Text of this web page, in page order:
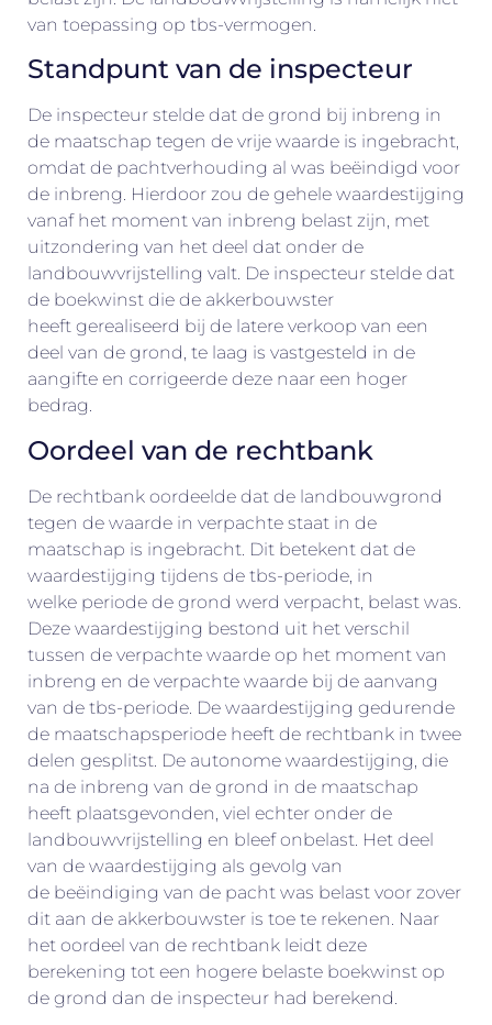
van toepassing op tbs-vermogen.
Standpunt van de inspecteur
De inspecteur stelde dat de grond bij inbreng in
de maatschap tegen de vrije waarde is ingebracht,
omdat de pachtverhouding al was beëindigd voor
de inbreng. Hierdoor zou de gehele waardestijging
vanaf het moment van inbreng belast zijn, met
uitzondering van het deel dat onder de
landbouwvrijstelling valt. De inspecteur stelde dat
de boekwinst die de akkerbouwster
heeft gerealiseerd bij de latere verkoop van een
deel van de grond, te laag is vastgesteld in de
aangifte en corrigeerde deze naar een hoger
bedrag.
Oordeel van de rechtbank
De rechtbank oordeelde dat de landbouwgrond
tegen de waarde in verpachte staat in de
maatschap is ingebracht. Dit betekent dat de
waardestijging tijdens de tbs-periode, in
welke periode de grond werd verpacht, belast was.
Deze waardestijging bestond uit het verschil
tussen de verpachte waarde op het moment van
inbreng en de verpachte waarde bij de aanvang
van de tbs-periode. De waardestijging gedurende
de maatschapsperiode heeft de rechtbank in twee
delen gesplitst. De autonome waardestijging, die
na de inbreng van de grond in de maatschap
heeft plaatsgevonden, viel echter onder de
landbouwvrijstelling en bleef onbelast. Het deel
van de waardestijging als gevolg van
de beëindiging van de pacht was belast voor zover
dit aan de akkerbouwster is toe te rekenen. Naar
het oordeel van de rechtbank leidt deze
berekening tot een hogere belaste boekwinst op
de grond dan de inspecteur had berekend.